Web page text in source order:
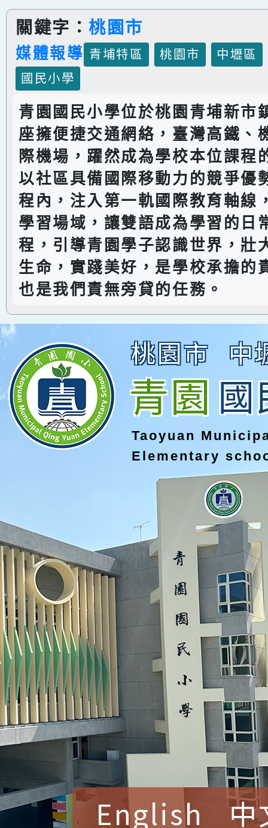
關鍵字：桃園市
媒體報導 青埔特區 桃園市
中壢區
國民小學
青園國民小學位於桃園青埔新市
座擁便捷交通網絡，臺灣高鐵、
際機場，躍然成為學校本位課程
以社區具備國際移動力的競爭優
程內，注入第一軌國際教育軸線
學習場域，讓雙語成為學習的日
程，引導青園學子認識世界，壯
生命，實踐美好，是學校承擔的
也是我們責無旁貸的任務。
桃園市 中
青園國
Taoyuan
Elementary
English 中